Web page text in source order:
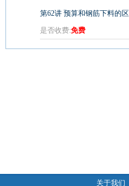
第62讲 预算和钢筋下料的区
是否收费:免费
关于我们